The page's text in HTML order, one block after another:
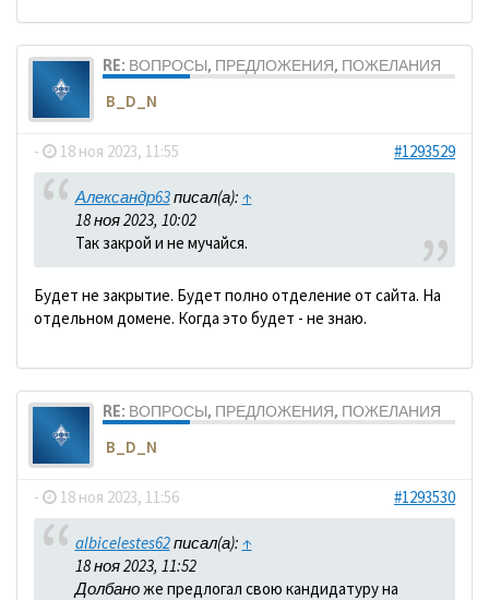
RE: ВОПРОСЫ, ПРЕДЛОЖЕНИЯ, ПОЖЕЛАНИЯ
B_D_N
- 18 ноя 2023, 11:55 #1293529
Александр63писал(а): ↑
18 ноя 2023, 10:02
Так закрой и не мучайся.
Будет не закрытие. Будет полно отделение от сайта. На
отдельном домене. Когда это будет - не знаю.
RE: ВОПРОСЫ, ПРЕДЛОЖЕНИЯ, ПОЖЕЛАНИЯ
B_D_N
- 18 ноя 2023, 11:56 #1293530
albicelestes62писал(а): ↑
18 ноя 2023, 11:52
Долбаноже предлогал свою кандидатуру на